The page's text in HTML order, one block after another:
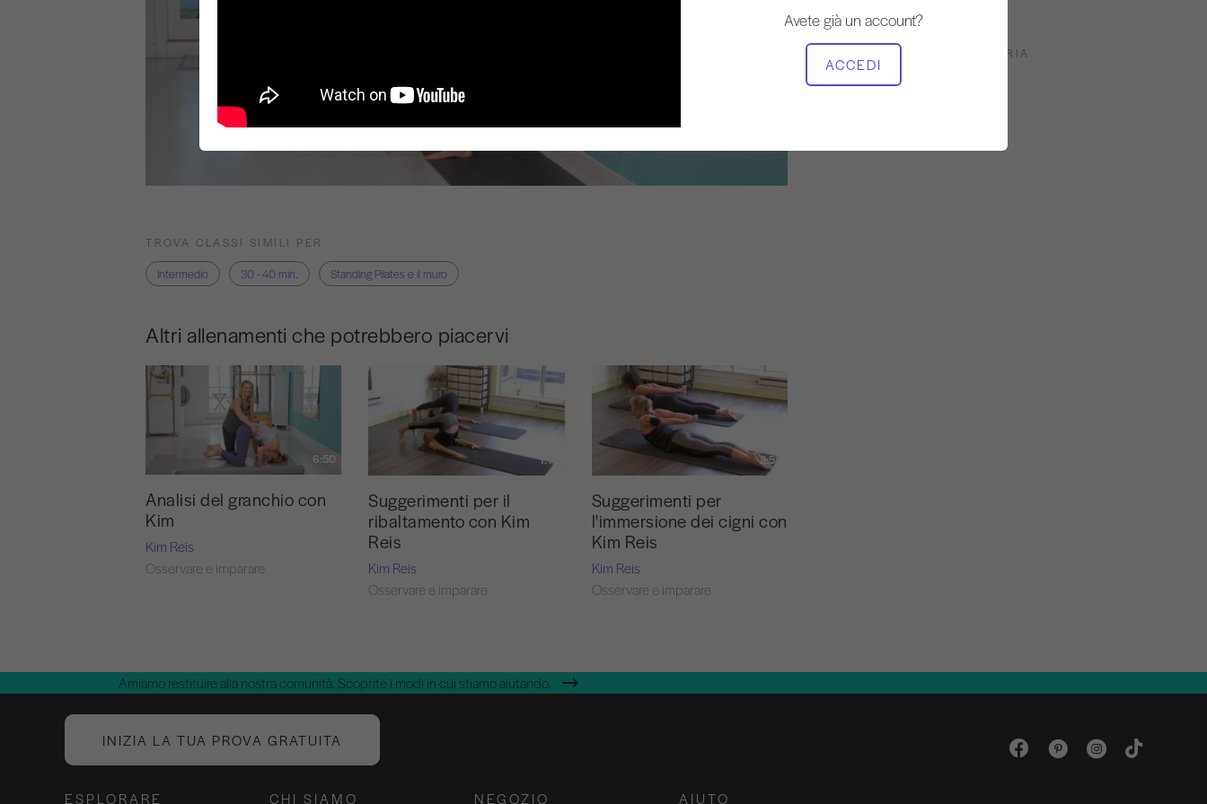
Avete già un account?
ACCEDI
ATTREZZATURA NECESSARIA
Standing Pilates e il muro
TROVA CLASSI SIMILI PER
Intermedio
30 - 40 min. Standing Pilates e il muro
Altri allenamenti che potrebbero piacervi
6:50
Analisi del granchio con
Kim
Kim Reis
Osservare e imparare
1:18
Suggerimenti per il
ribaltamento con Kim
Reis
Kim Reis
Osservare e imparare
2:58
Suggerimenti per
l'immersione dei cigni con
Kim Reis
Kim Reis
Osservare e imparare
Amiamo restituire alla nostra comunità. Scoprite i modi in cui stiamo aiutando.
INIZIA LA TUA PROVA GRATUITA
ESPLORARE CHI SIAMO NEGOZIO AIUTO